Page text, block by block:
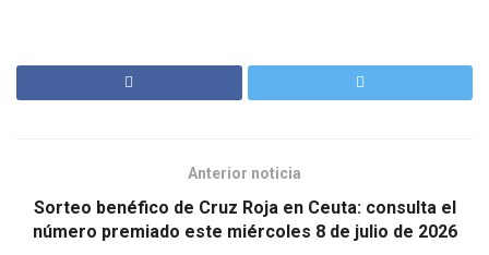
Anterior noticia
Sorteo benéfico de Cruz Roja en Ceuta: consulta el
número premiado este miércoles 8 de julio de 2026